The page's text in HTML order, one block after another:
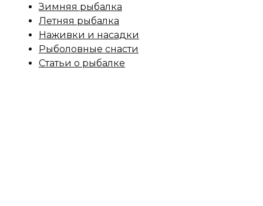
Зимняя рыбалка
Летняя рыбалка
Наживки и насадки
Рыболовные снасти
Статьи о рыбалке